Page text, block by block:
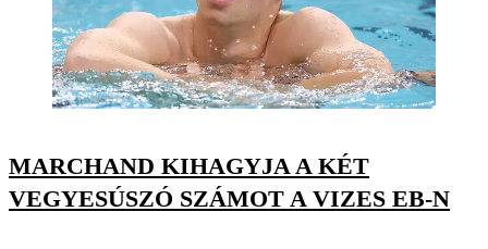
MARCHAND KIHAGYJA A KÉT
VEGYESÚSZÓ SZÁMOT A VIZES EB-N